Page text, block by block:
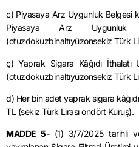
c) Piyasaya Arz Uygunluk Belgesi
Piyasaya Arz
(otuzdokuzbinaltıyüzonsekiz Türk
ç) Yaprak Sigara Kâğıdı
(otuzdokuzbinaltıyüzonsekiz Türk
d) Her bin adet yaprak sigara
TL (sekiz Türk Lirası ondört Kuruş).
MADDE 5- (1) 3/7/2025tarihli